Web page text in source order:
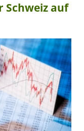
Schweiz auf